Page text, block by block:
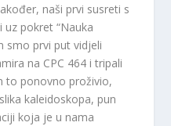
naši prvi susreti s
uz pokret “Nauka
smo prvi put vidjeli
na CPC 464 i tripali
to ponovno proživio,
kaleidoskopa, pun
koja je u nama